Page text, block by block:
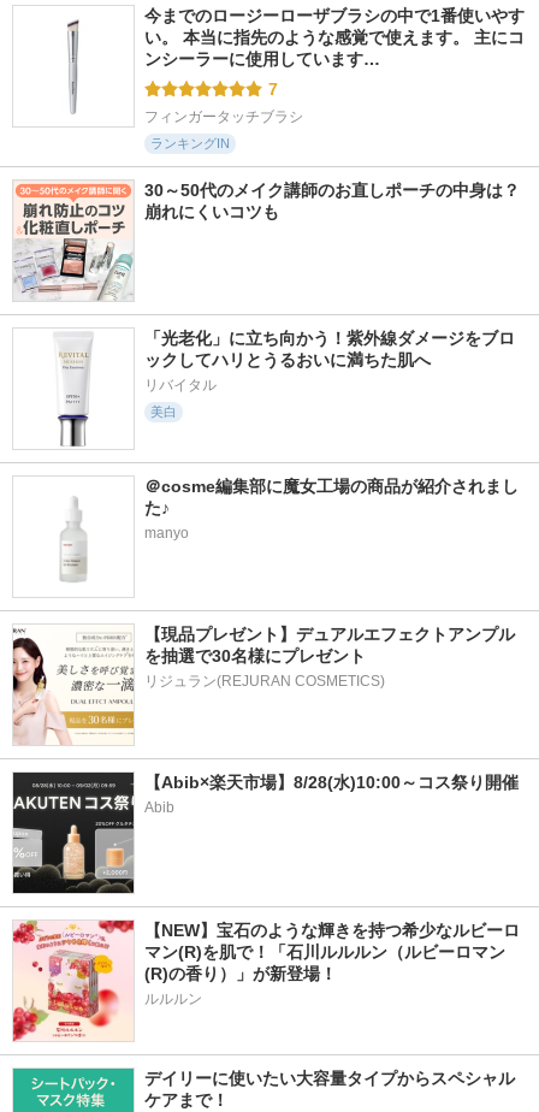
今までのロージーローザブラシの中で1番使いやす
い。 本当に指先のような感覚で使えます。 主にコ
ンシーラーに使用しています…
7
フィンガータッチブラシ
ランキングIN
30～50代のメイク講師のお直しポーチの中身は？
崩れにくいコツも
「光老化」に立ち向かう！紫外線ダメージをブロ
ックしてハリとうるおいに満ちた肌へ
リバイタル
美白
＠cosme編集部に魔女工場の商品が紹介されまし
た♪
manyo
【現品プレゼント】デュアルエフェクトアンプル
を抽選で30名様にプレゼント
リジュラン(REJURAN COSMETICS)
【Abib×楽天市場】8/28(水)10:00～コス祭り開催
Abib
【NEW】宝石のような輝きを持つ希少なルビーロ
マン(R)を肌で！「石川ルルルン（ルビーロマン
(R)の香り）」が新登場！
ルルルン
デイリーに使いたい大容量タイプからスペシャル
ケアまで！